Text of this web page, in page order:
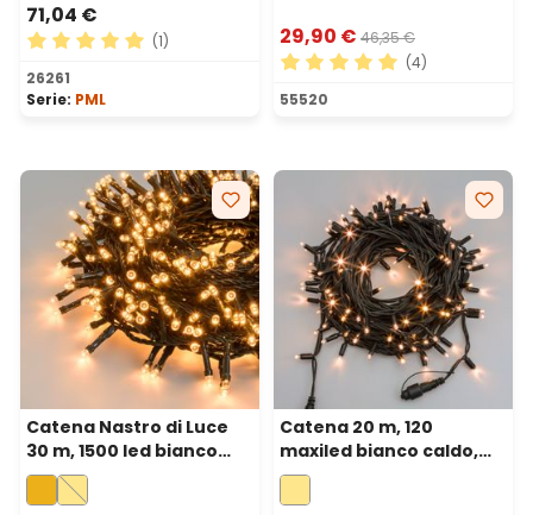
71,04 €
Valutazione media di 5 su 5 stelle
(1)
26261
Serie: PML
29,90 € 46,35 €
Valutazione media di 5 su
(4)
55520
Catena Nastro di Luce
30 m, 1500 led bianco
extra caldo, cavo verde
Catena 20 m, 120
maxiled bianco caldo,
cavo verde,
prolungabile, IP67